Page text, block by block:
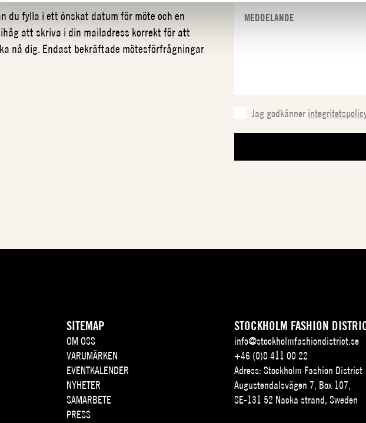
du fylla i ett önskat datum för möte och en
att skriva i din mailadress korrekt för att
nå dig. Endast bekräftade mötesförfrågningar
Jag godkänner
SITEMAP
OM OSS
VARUMÄRKEN
EVENTKALENDER
NYHETER
SAMARBETE
PRESS
STOCKHOLM FASHION
info@stockholmfashiondistrict.se
+46 (0)8 411 00 22
Adress: Stockholm Fashion District
Augustendalsvägen 7, Box 107,
SE-131 52 Nacka strand, Sweden